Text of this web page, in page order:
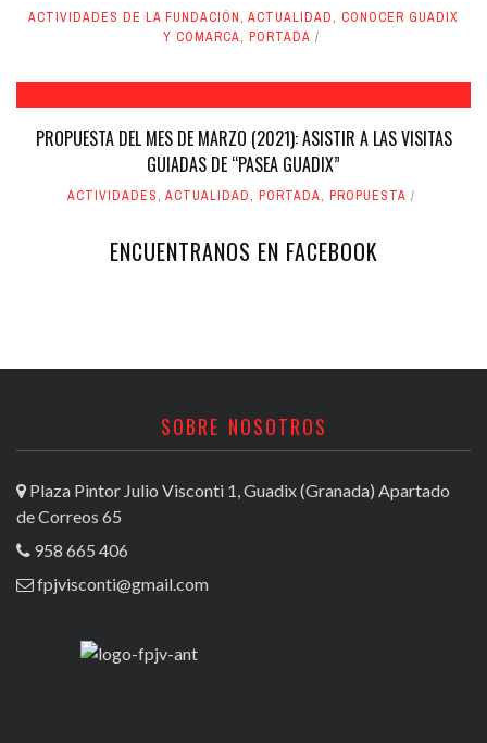
ACTIVIDADES DE LA FUNDACIÓN, ACTUALIDAD, CONOCER GUADIX
Y COMARCA, PORTADA
PROPUESTA DEL MES DE MARZO (2021): ASISTIR A LAS VISITAS
GUIADAS DE “PASEA GUADIX”
ACTIVIDADES, ACTUALIDAD, PORTADA, PROPUESTA
ENCUENTRANOS EN FACEBOOK
SOBRE NOSOTROS
Plaza Pintor Julio Visconti 1, Guadix (Granada) Apartado
de Correos 65
958 665 406
fpjvisconti@gmail.com